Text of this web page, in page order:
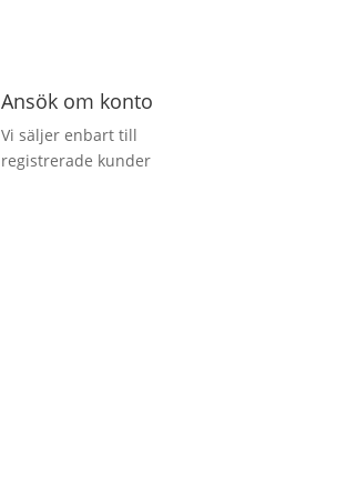
Ansök om konto
Vi säljer enbart till
registrerade kunder